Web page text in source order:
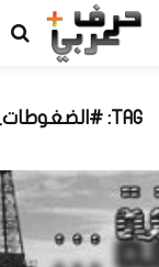
TAG: #الضغوطات_الأميركية